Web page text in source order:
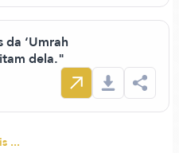
‘Umrah
dela."
...